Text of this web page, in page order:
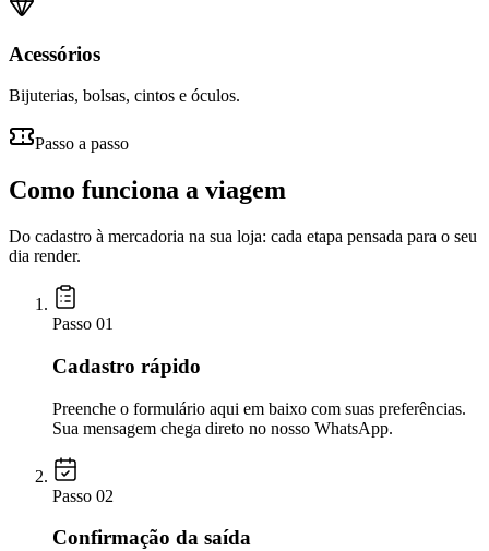
Acessórios
Bijuterias, bolsas, cintos e óculos.
Passo a passo
Como funciona a viagem
Do cadastro à mercadoria na sua loja: cada etapa pensada para o seu
dia render.
Passo 01
Cadastro rápido
Preenche o formulário aqui em baixo com suas preferências.
Sua mensagem chega direto no nosso WhatsApp.
Passo 02
Confirmação da saída